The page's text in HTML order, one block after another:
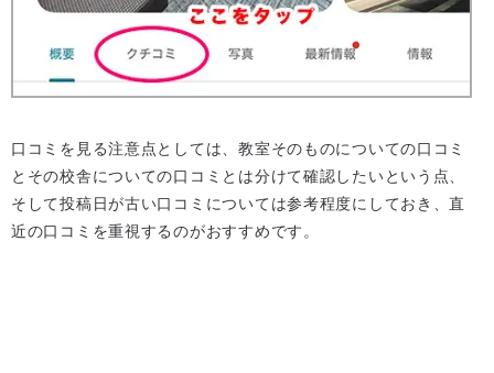
口コミを見る注意点としては、教室そのものについての口コミ
とその校舎についての口コミとは分けて確認したいという点、
そして投稿日が古い口コミについては参考程度にしておき、直
近の口コミを重視するのがおすすめです。